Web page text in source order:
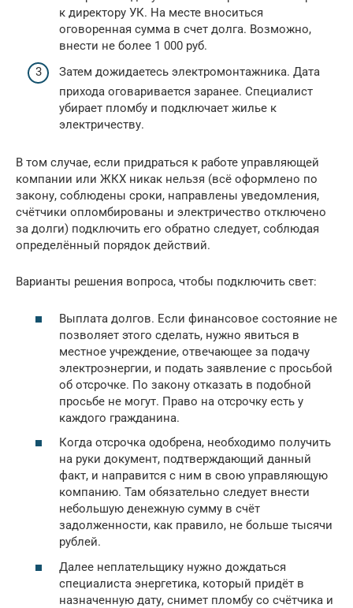
к директору УК. На месте вноситься
оговоренная сумма в счет долга. Возможно,
внести не более 1 000 руб.
Затем дожидаетесь электромонтажника. Дата
прихода оговаривается заранее. Специалист
убирает пломбу и подключает жилье к
электричеству.
В том случае, если придраться к работе управляющей
компании или ЖКХ никак нельзя (всё оформлено по
закону, соблюдены сроки, направлены уведомления,
счётчики опломбированы и электричество отключено
за долги) подключить его обратно следует, соблюдая
определённый порядок действий.
Варианты решения вопроса, чтобы подключить свет:
Выплата долгов. Если финансовое состояние не
позволяет этого сделать, нужно явиться в
местное учреждение, отвечающее за подачу
электроэнергии, и подать заявление с просьбой
об отсрочке. По закону отказать в подобной
просьбе не могут. Право на отсрочку есть у
каждого гражданина.
Когда отсрочка одобрена, необходимо получить
на руки документ, подтверждающий данный
факт, и направится с ним в свою управляющую
компанию. Там обязательно следует внести
небольшую денежную сумму в счёт
задолженности, как правило, не больше тысячи
рублей.
Далее неплательщику нужно дождаться
специалиста энергетика, который придёт в
назначенную дату, снимет пломбу со счётчика и